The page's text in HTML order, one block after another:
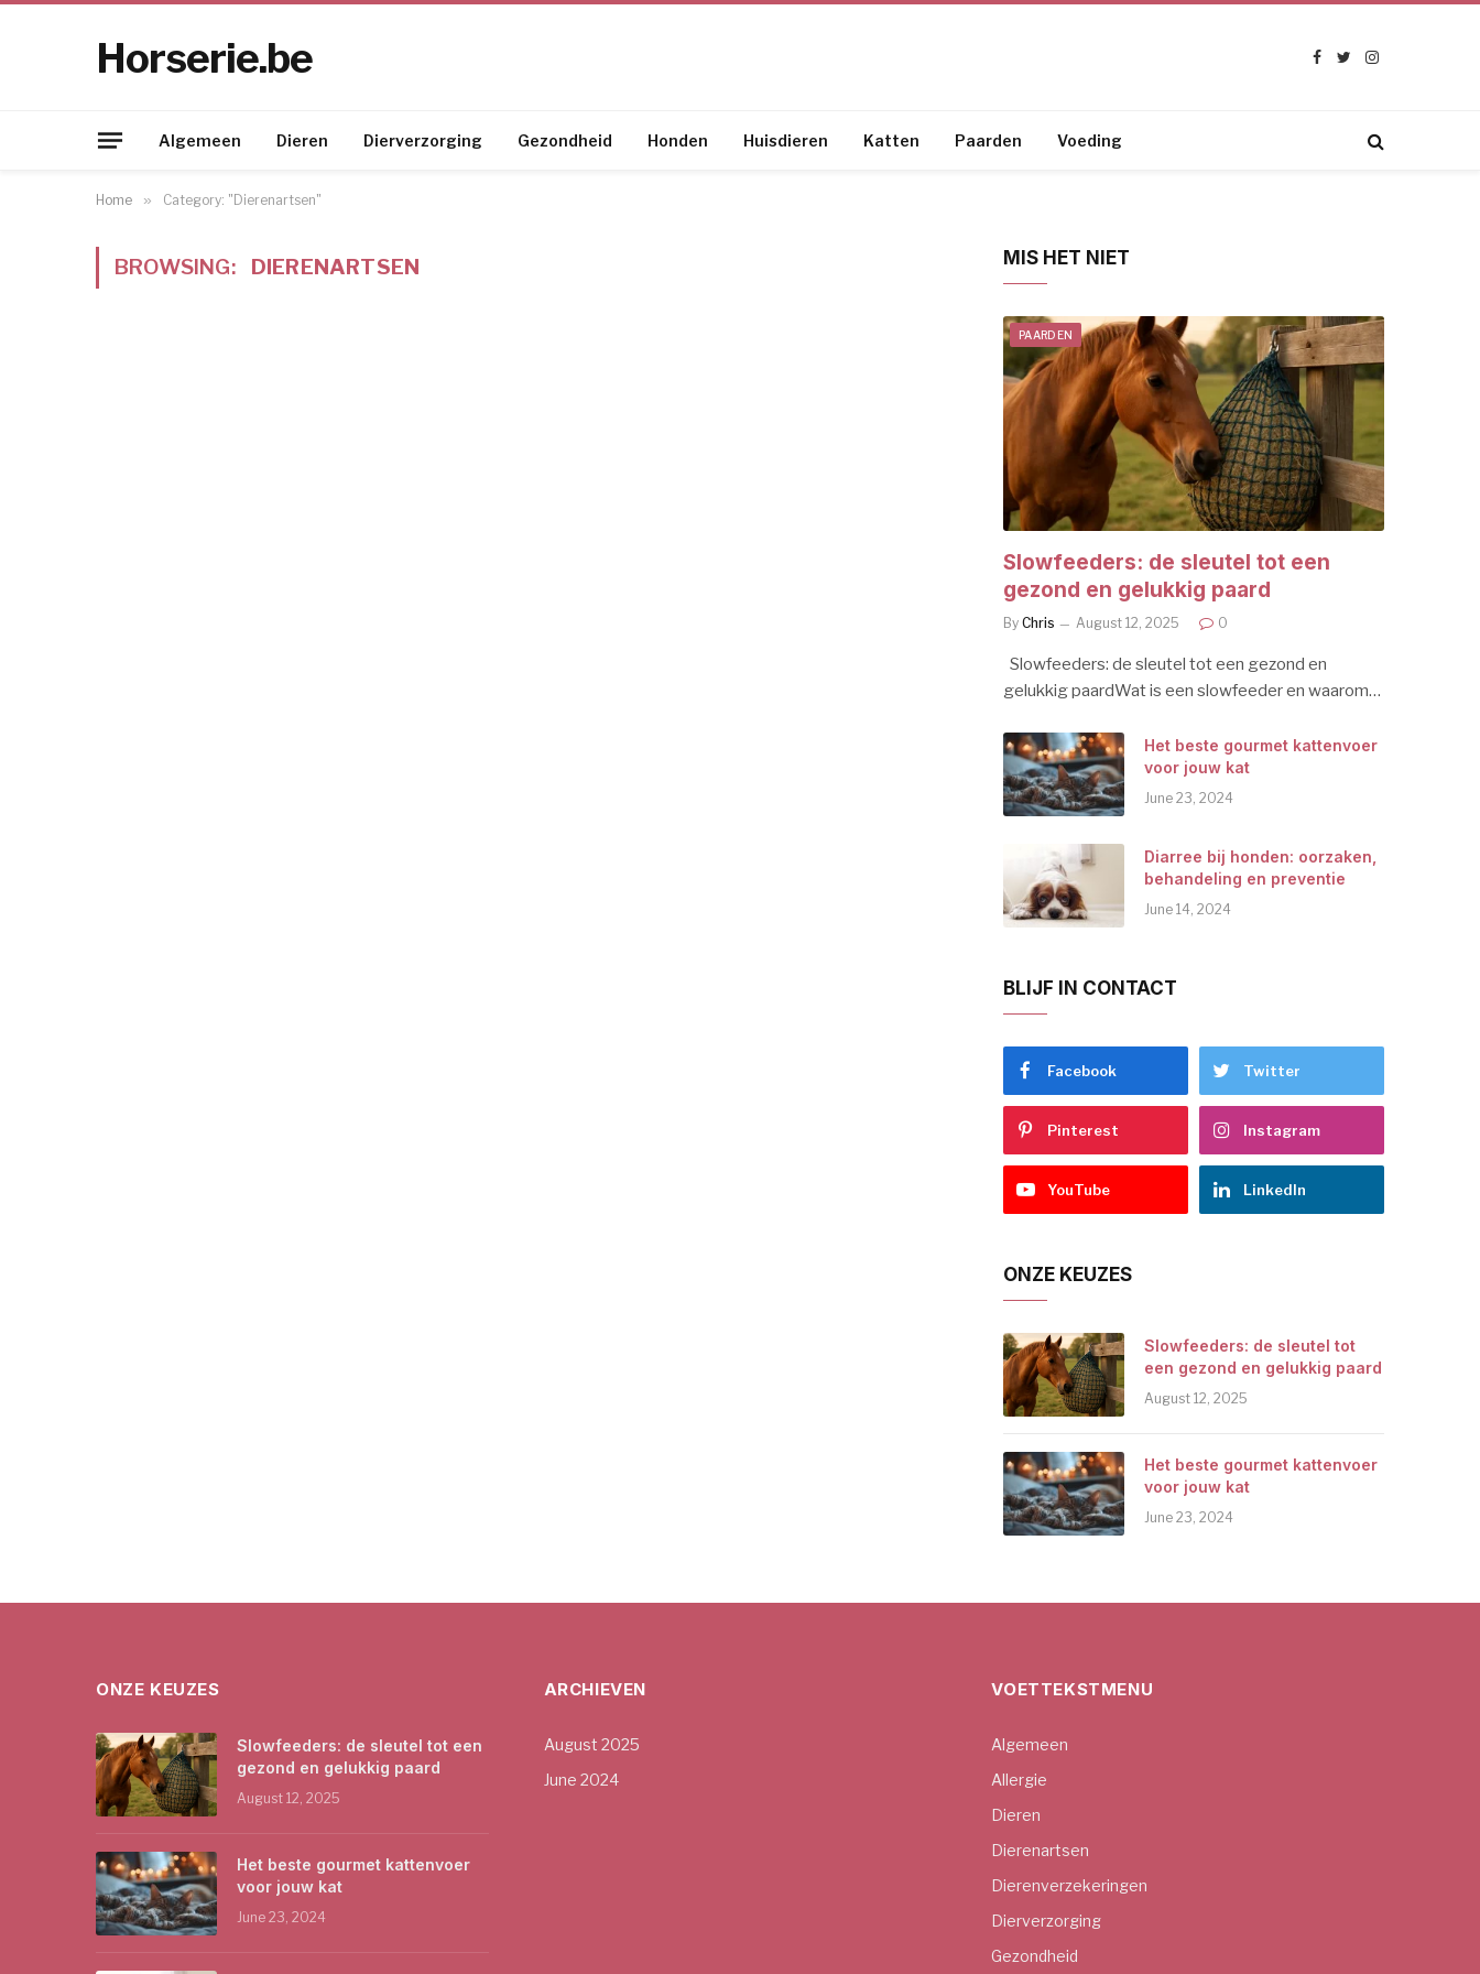
Horserie.be Facebook
TwitterInstagram
Algemeen Dieren Dierverzorging Gezondheid Honden Huisdieren Katten Paarden Voeding
Home » Category: "Dierenartsen"
BROWSING: DIERENARTSEN MIS HET NIET
PAARDEN
Slowfeeders: de sleutel tot een
gezond en gelukkig paard
By Chris August 12, 2025 0
Slowfeeders: de sleutel tot een gezond en
gelukkig paardWat is een slowfeeder en waarom…
Het beste gourmet kattenvoer
voor jouw kat
June 23, 2024
Diarree bij honden: oorzaken,
behandeling en preventie
June 14, 2024
BLIJF IN CONTACT
Facebook Twitter
Pinterest Instagram
YouTube LinkedIn
ONZE KEUZES
Slowfeeders: de sleutel tot
een gezond en gelukkig paard
August 12, 2025
Het beste gourmet kattenvoer
voor jouw kat
June 23, 2024
ONZE KEUZES
Slowfeeders: de sleutel tot een
gezond en gelukkig paard
August 12, 2025
Het beste gourmet kattenvoer
voor jouw kat
June 23, 2024
ARCHIEVEN
August 2025
June 2024
VOETTEKSTMENU
Algemeen
Allergie
Dieren
Dierenartsen
Dierenverzekeringen
Dierverzorging
Gezondheid